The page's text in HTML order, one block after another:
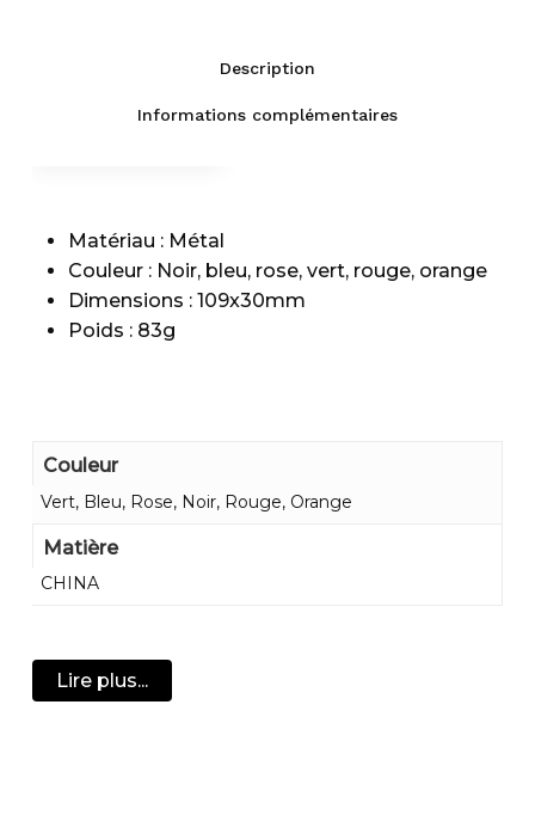
Description
Informations complémentaires
Fiche technique Description
Matériau : Métal
Couleur : Noir, bleu, rose, vert, rouge, orange
Dimensions : 109x30mm
Poids : 83g
Couleur
Vert, Bleu, Rose, Noir, Rouge, Orange
Matière
CHINA
Lire plus...